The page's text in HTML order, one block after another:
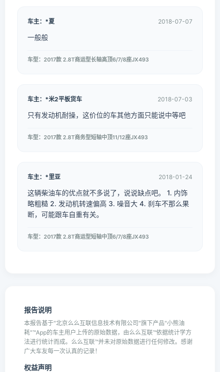
车主：*夏 2018-07-07
一般般
车型：2017款 2.8T商运型长轴高顶6/7/8座JX493
车主：*米2平板货车 2018-07-03
只有发动机耐操，这价位的车其他方面只能说中等吧
车型：2017款 2.8T商务型短轴中顶11/12座JX493
车主：*里亚 2018-01-24
这辆柴油车的优点就不多说了，说说缺点吧。 1. 内饰
略粗糙 2. 发动机转速偏高 3. 噪音大 4. 刹车不那么果
断，可能跟车自重有关。
车型：2017款 2.8T商运型短轴中顶6/7/8座JX493
报告说明
本报告基于"北京么么互联信息技术有限公司"旗下产品"小熊油
耗"™App的车主用户上传的原始数据，由么么互联™依据统计学方
法进行统计而成。么么互联™并未对原始数据进行任何修改。感谢
广大车友每一次认真的记录！
权益声明